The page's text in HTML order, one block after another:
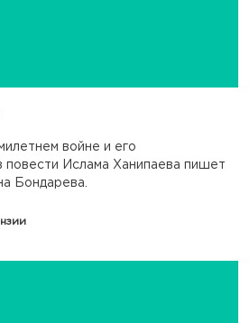
войне и его
повести Ислама Ханипаева пишет
Бондарева.